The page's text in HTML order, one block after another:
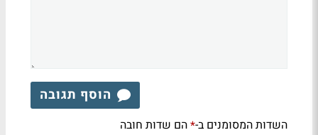
הוסף תגובה
השדות המסומנים ב-*הם שדות חובה